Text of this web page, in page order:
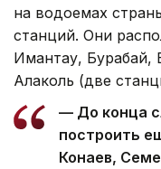
на водоемах
станций. Они
Имантау, Бурабай,
Алаколь (две
— До конца
построить
Конаев,